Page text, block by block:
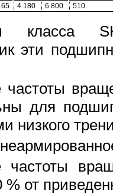
4 180 6 800 510
класса
эти
частоты
для
низкого
частоты
% от